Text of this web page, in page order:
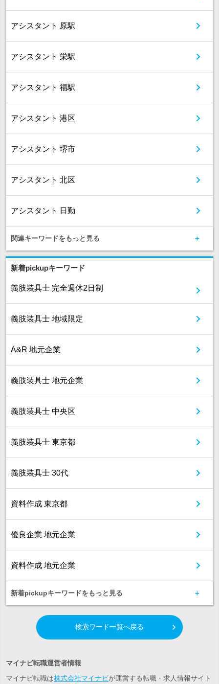
アシスタント 原駅
アシスタント 栄駅
アシスタント 福駅
アシスタント 港区
アシスタント 堺市
アシスタント 北区
アシスタント 日勤
関連キーワードをもっと見る
新着pickupキーワード
義肢装具士 完全週休2日制
義肢装具士 地域限定
A&R 地元企業
義肢装具士 地元企業
義肢装具士 中央区
義肢装具士 東京都
義肢装具士 30代
資料作成 東京都
優良企業 地元企業
資料作成 地元企業
新着pickupキーワードをもっと見る
検索ワード一覧へ戻る
マイナビ転職運営者情報
マイナビ転職は株式会社マイナビが運営する転職・求人情報サイト